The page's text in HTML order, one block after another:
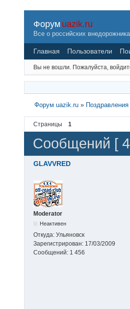
Форум uazik.ru
Все о российских
Главная Пользователи
Вы не вошли. Пожалуйста,
Форум uazik.ru » Поздравления
Страницы 1
Сообщений [
GLAVVRED
Moderator
Неактивен
Откуда: Ульяновск
Зарегистрирован: 17/03/2009
Сообщений: 1 456